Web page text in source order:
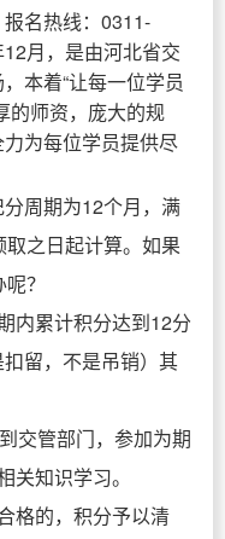
报名热线：0311-
月，是由河北省交
本着“让每一位学员
的师资，庞大的规
为每位学员提供尽
周期为12个月，满
之日起计算。如果
？
内累计积分达到12分
留，不是吊销）其
交管部门，参加为期
知识学习。
格的，积分予以清